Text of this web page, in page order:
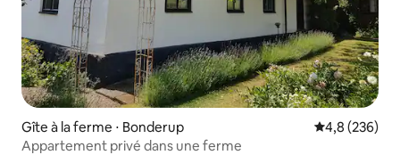
Gîte à la ferme ⋅ Bonderup Évaluation
4,8 (236)
Appartement privé dans une ferme